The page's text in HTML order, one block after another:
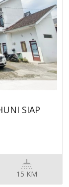
SIAP
15 KM